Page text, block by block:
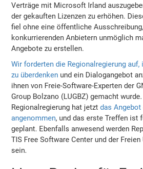
Verträge mit Microsoft Irland
der gekauften Lizenzen zu erhöhen.
fiel ohne eine öffentliche
konkurrierenden Anbietern unmöglich
Angebote zu erstellen.
Wir forderten die Regionalregierung auf,
zu überdenken und ein Dialogangebot
ihnen von Freie-Software-Experten der
Group Bolzano (LUGBZ) gemacht
Regionalregierung hat jetztdas Angebot
angenommen, und das erste Treffen ist
geplant. Ebenfalls anwesend werden
TIS Free Software Center und der
sein.